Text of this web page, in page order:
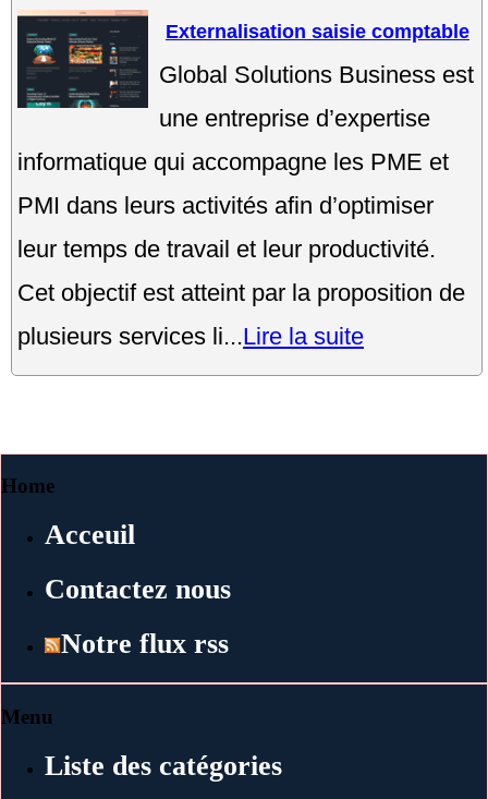
Externalisation saisie comptable
Global Solutions Business est
une entreprise d’expertise
informatique qui accompagne les PME et
PMI dans leurs activités afin d’optimiser
leur temps de travail et leur productivité.
Cet objectif est atteint par la proposition de
plusieurs services li...Lire la suite
Home
Acceuil
Contactez nous
Notre flux rss
Menu
Liste des catégories